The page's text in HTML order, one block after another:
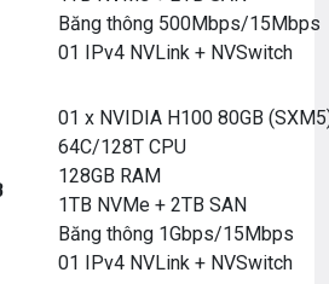
Băng thông 500Mbps/15Mbps
01 IPv4 NVLink + NVSwitch
01 x NVIDIA H100 80GB
64C/128T CPU
128GB RAM
1TB NVMe + 2TB SAN
Băng thông 1Gbps/15Mbps
01 IPv4 NVLink + NVSwitch